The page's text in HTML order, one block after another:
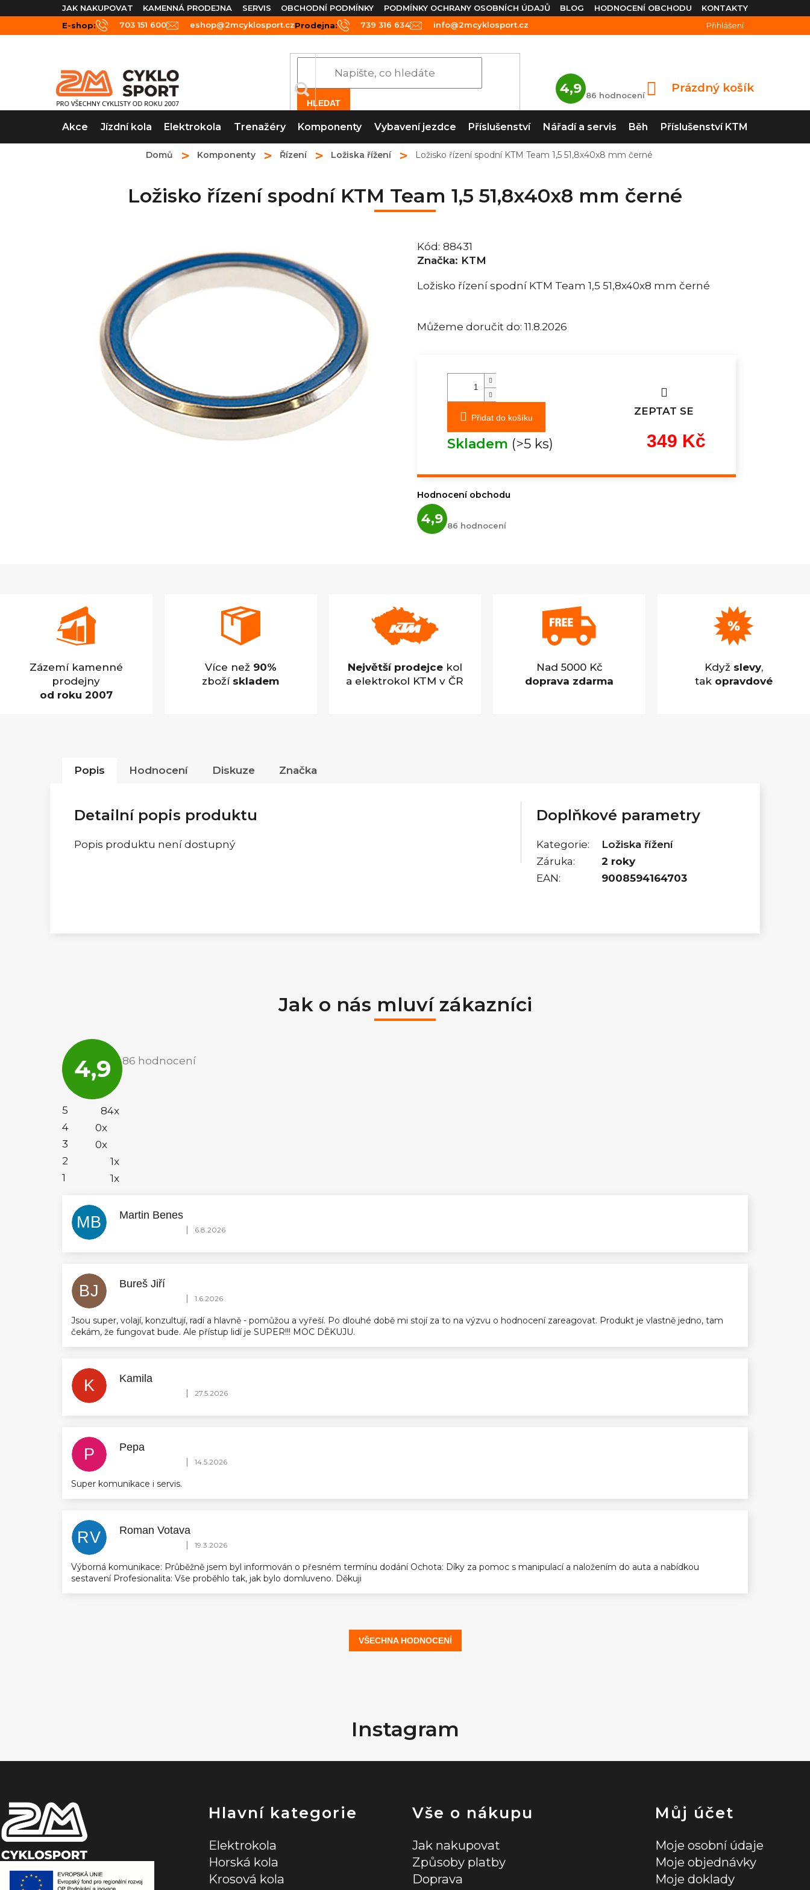
na
obsah
JAK NAKUPOVAT KAMENNÁ PRODEJNA SERVIS OBCHODNÍ PODMÍNKY PODMÍNKY OCHRANY OSOBNÍCH ÚDAJŮ BLOG KONTAKTY
HODNOCENÍ OBCHODU
E-shop:
703 151 600 eshop@2mcyklosport.czProdejna: 739 316 634 info@2mcyklosport.cz Přihlášení
HLEDAT
4,9
Průměrné
hodnocení
je
4,9
5
hvězdiček.
86 hodnocení
NÁKUPNÍ
Prázdný košík
Akce Jízdní kola Elektrokola Trenažéry Komponenty Vybavení jezdce Příslušenství Nářadí a servis Běh Příslušenství KTM
Domů Komponenty Řízení Ložiska řížení Ložisko řízení spodní KTM Team 1,5 51,8x40x8 mm černé
Ložisko řízení spodní KTM Team 1,5 51,8x40x8 mm černé
Kód: 88431
Značka: KTM
Můžeme doručit do: 11.8.2026
Ložisko řízení spodní KTM Team 1,5 51,8x40x8 mm černé
Přidat do košíku
ZEPTAT SE
Skladem (>5 ks) 349 Kč
cena:
Hodnocení obchodu
4,9 hodnocení
obchodu
86 hodnocení
Zázemí kamenné
prodejny
od roku 2007
Více než 90%
zboží skladem
Největší prodejcekol
a elektrokol KTM v ČR
Nad 5000 Kč
doprava zdarma
Když slevy,
tak opravdové
Popis Hodnocení Diskuze Značka
Detailní popis produktu
Popis produktu není dostupný
Doplňkové parametry
Kategorie:
Ložiska řížení
Záruka:
2 roky
EAN: 9008594164703
Jak o nás mluví zákazníci
4,9
obchodu
je
86 hodnocení
5
84x
4
0x
3
0x
2
1x
1
1x
MB Martin Benes
Hodnocení obchodu je 5 z 5 hvězdiček.
| 6.8.2026
BJ Bureš Jiří
Hodnocení obchodu je 5 z 5 hvězdiček.
| 1.6.2026
Jsou super, volají, konzultují, radí a hlavně - pomůžou a vyřeší. Po dlouhé době mi stojí za to na výzvu o hodnocení zareagovat. Produkt je vlastně jedno, tam
čekám, že fungovat bude. Ale přístup lidí je SUPER!!! MOC DĚKUJU.
K Kamila
Hodnocení obchodu je 5 z 5 hvězdiček.
| 27.5.2026
P Pepa
Hodnocení obchodu je 5 z 5 hvězdiček.
| 14.5.2026
Super komunikace i servis.
RV Roman Votava
Hodnocení obchodu je 5 z 5 hvězdiček.
| 19.3.2026
Výborná komunikace: Průběžně jsem byl informován o přesném termínu dodání Ochota: Díky za pomoc s manipulací a naložením do auta a nabídkou
sestavení Profesionalita: Vše proběhlo tak, jak bylo domluveno. Děkuji
VŠECHNA HODNOCENÍ
a
Instagram
Hlavní kategorie
Elektrokola
Horská kola
Krosová kola
Vše o nákupu
Jak nakupovat
Způsoby platby
Doprava
Můj účet
Moje osobní údaje
Moje objednávky
Moje doklady